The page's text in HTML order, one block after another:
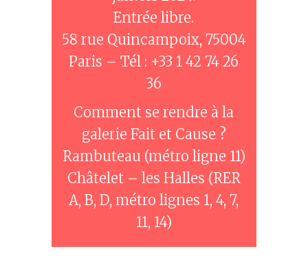
Entrée libre.
58 rue Quincampoix, 75004
Paris – Tél : +33 1 42 74 26
36
Comment se rendre à la
galerie Fait et Cause ?
Rambuteau (métro ligne 11)
Châtelet – les Halles (RER
A, B, D, métro lignes 1, 4, 7,
11, 14)